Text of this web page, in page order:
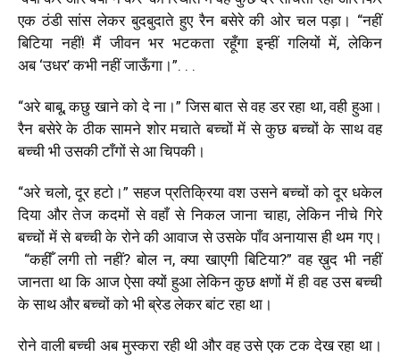
एक ठंडी सांस लेकर बुदबुदाते हुए रैन बसेरे की ओर चल पड़ा। “नहीं
बिटिया नहीं! मैं जीवन भर भटकता रहूँगा इन्हीं गलियों में, लेकिन
अब ‘उधर’ कभी नहीं जाऊँगा।”. . .
“अरे बाबू, कछु खाने को दे ना।” जिस बात से वह डर रहा था, वही हुआ।
रैन बसेरे के ठीक सामने शोर मचाते बच्चों में से कुछ बच्चों के साथ वह
बच्ची भी उसकी टाँगों से आ चिपकी।
“अरे चलो, दूर हटो।” सहज प्रतिक्रिया वश उसने बच्चों को दूर धकेल
दिया और तेज कदमों से वहाँ से निकल जाना चाहा, लेकिन नीचे गिरे
बच्चों में से बच्ची के रोने की आवाज से उसके पाँव अनायास ही थम गए।
“कहीँ लगी तो नहीं? बोल न, क्या खाएगी बिटिया?” वह ख़ुद भी नहीं
जानता था कि आज ऐसा क्यों हुआ लेकिन कुछ क्षणों में ही वह उस बच्ची
के साथ और बच्चों को भी ब्रेड लेकर बांट रहा था।
रोने वाली बच्ची अब मुस्करा रही थी और वह उसे एक टक देख रहा था।